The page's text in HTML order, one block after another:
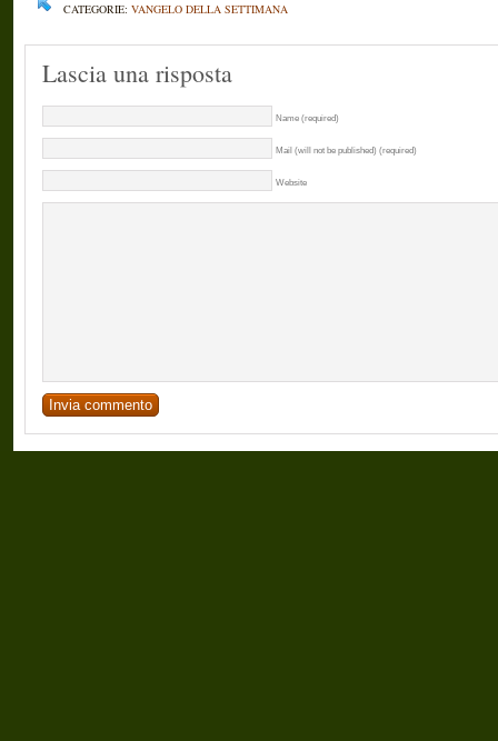
CATEGORIE: VANGELO DELLA SETTIMANA
Lascia una risposta
Name (required)
Mail (will not be published) (required)
Website